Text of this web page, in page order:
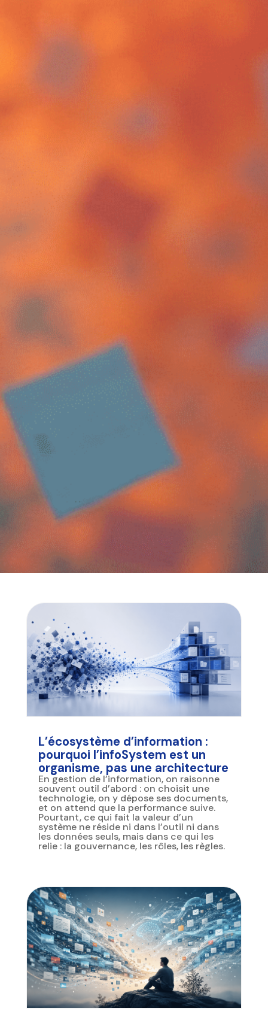
L’écosystème d’information :
pourquoi l’infoSystem est un
organisme, pas une architecture
En gestion de l’information, on raisonne
souvent outil d’abord : on choisit une
technologie, on y dépose ses documents,
et on attend que la performance suive.
Pourtant, ce qui fait la valeur d’un
système ne réside ni dans l’outil ni dans
les données seuls, mais dans ce qui les
relie : la gouvernance, les rôles, les règles.